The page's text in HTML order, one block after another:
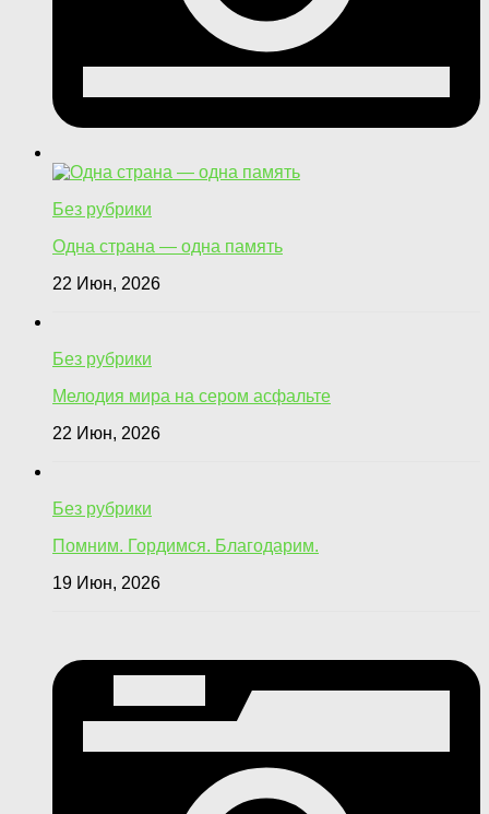
Без рубрики
Одна страна — одна память
22 Июн, 2026
Без рубрики
Мелодия мира на сером асфальте
22 Июн, 2026
Без рубрики
Помним. Гордимся. Благодарим.
19 Июн, 2026